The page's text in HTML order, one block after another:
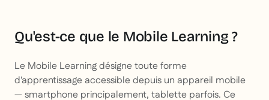
Qu'est-ce que le Mobile Learning ?
Le Mobile Learning désigne toute forme
d'apprentissage accessible depuis un appareil mobile
— smartphone principalement, tablette parfois. Ce